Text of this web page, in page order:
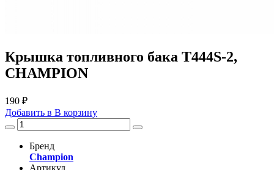
Крышка топливного бака T444S-2,
CHAMPION
190 ₽
Добавить в В корзину
Бренд
Champion
Артикул